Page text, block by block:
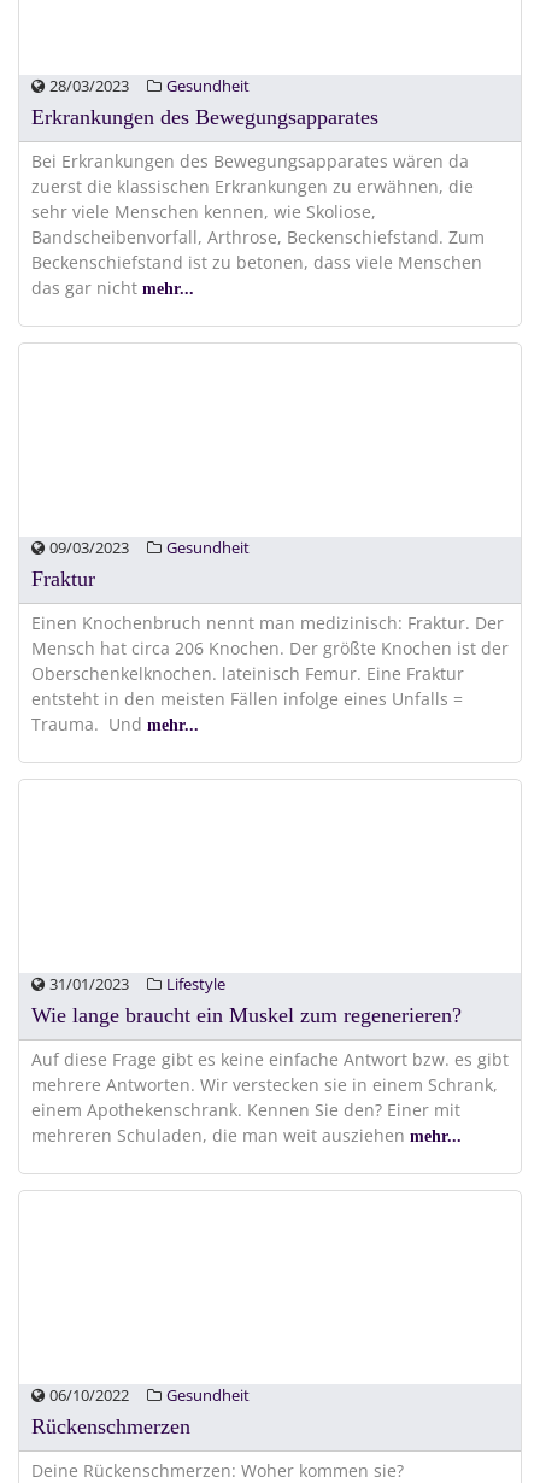
28/03/2023 Gesundheit
Erkrankungen des Bewegungsapparates
Bei Erkrankungen des Bewegungsapparates wären da
zuerst die klassischen Erkrankungen zu erwähnen, die
sehr viele Menschen kennen, wie Skoliose,
Bandscheibenvorfall, Arthrose, Beckenschiefstand. Zum
Beckenschiefstand ist zu betonen, dass viele Menschen
das gar nicht mehr...
09/03/2023 Gesundheit
Fraktur
Einen Knochenbruch nennt man medizinisch: Fraktur. Der
Mensch hat circa 206 Knochen. Der größte Knochen ist der
Oberschenkelknochen. lateinisch Femur. Eine Fraktur
entsteht in den meisten Fällen infolge eines Unfalls =
Trauma. Und mehr...
31/01/2023 Lifestyle
Wie lange braucht ein Muskel zum regenerieren?
Auf diese Frage gibt es keine einfache Antwort bzw. es gibt
mehrere Antworten. Wir verstecken sie in einem Schrank,
einem Apothekenschrank. Kennen Sie den? Einer mit
mehreren Schuladen, die man weit ausziehen mehr...
06/10/2022 Gesundheit
Rückenschmerzen
Deine Rückenschmerzen: Woher kommen sie?